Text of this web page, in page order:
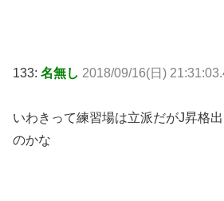
133: 名無し 2018/09/16(日)
いわきって練習場は立派だがJ昇格
のかな